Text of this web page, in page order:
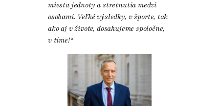
miesta jednoty a stretnutia medzi
osobami. Veľké výsledky, v športe, tak
ako aj v živote, dosahujeme spoločne,
v tíme!“